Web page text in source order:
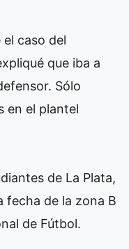
caso del
que iba a
Sólo
en el plantel
de La Plata,
fecha de la zona B
de Fútbol.